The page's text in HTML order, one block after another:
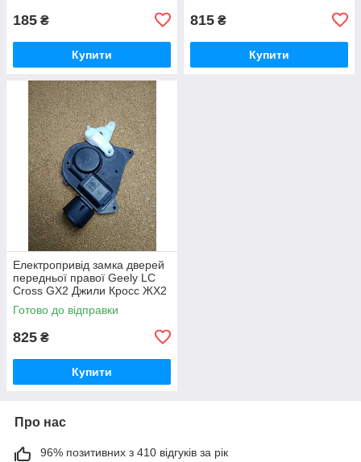
185 ₴
Купити
815 ₴
Купити
Електропривід замка дверей
передньої правої Geely LC
Cross GX2 Джили Кросс ЖХ2
Джилі ЛС Крос ГХ2
Готово до відправки
825 ₴
Купити
Про нас
96% позитивних з 410 відгуків за рік